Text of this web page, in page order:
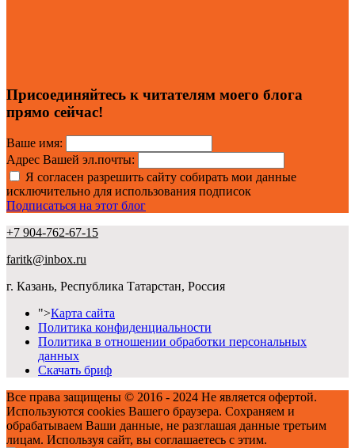
Присоединяйтесь к читателям моего блога
прямо сейчас!
Ваше имя:
Адрес Вашей эл.почты:
Я согласен разрешить сайту собирать мои данные
исключительно для использования подписок
Подписаться на этот блог
+7 904-762-67-15
faritk@inbox.ru
г. Казань, Республика Татарстан, Россия
">Карта сайта
Политика конфиденциальности
Политика в отношении обработки персональных
данных
Скачать бриф
Все права защищены © 2016 - 2024 Не является офертой.
Используются cookies Вашего браузера. Сохраняем и
обрабатываем Ваши данные, не разглашая данные третьим
лицам. Используя сайт, вы соглашаетесь с этим.